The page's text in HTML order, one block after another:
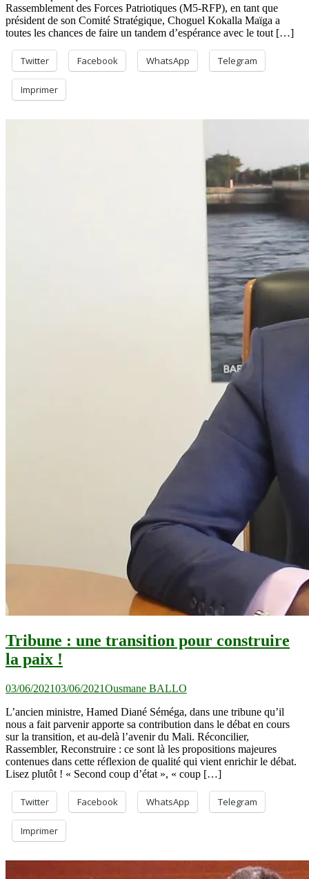
Rassemblement des Forces Patriotiques (M5-RFP), en tant que
président de son Comité Stratégique, Choguel Kokalla Maïga a
toutes les chances de faire un tandem d’espérance avec le tout […]
Twitter Facebook WhatsApp Telegram
Imprimer
Tribune : une transition pour construire
la paix !
03/06/202103/06/2021Ousmane BALLO
L’ancien ministre, Hamed Diané Séméga, dans une tribune qu’il
nous a fait parvenir apporte sa contribution dans le débat en cours
sur la transition, et au-delà l’avenir du Mali. Réconcilier,
Rassembler, Reconstruire : ce sont là les propositions majeures
contenues dans cette réflexion de qualité qui vient enrichir le débat.
Lisez plutôt ! « Second coup d’état », « coup […]
Twitter Facebook WhatsApp Telegram
Imprimer